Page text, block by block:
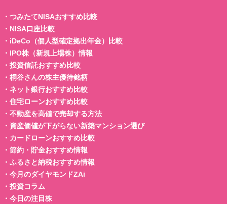
・ つみたてNISAおすすめ比較
・ NISA口座比較
・ iDeCo（個人型確定拠出年金）比較
・ IPO株（新規上場株）情報
・ 投資信託おすすめ比較
・ 桐谷さんの株主優待銘柄
・ ネット銀行おすすめ比較
・ 住宅ローンおすすめ比較
・ 不動産を高値で売却する方法
・ 資産価値が下がらない新築マンション選び
・ カードローンおすすめ比較
・ 節約・貯金おすすめ情報
・ ふるさと納税おすすめ情報
・ 今月のダイヤモンドZAi
・ 投資コラム
・ 今日の注目株